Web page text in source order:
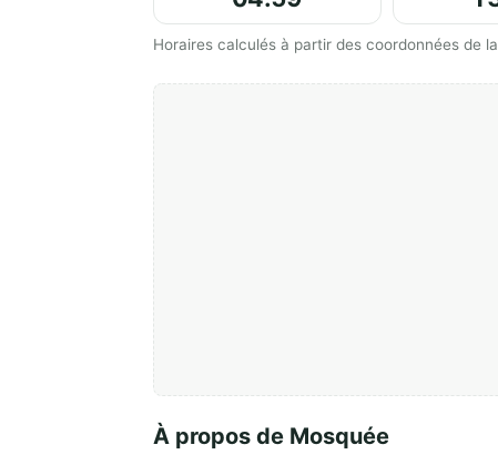
Horaires calculés à partir des coordonnées de
À propos de Mosquée